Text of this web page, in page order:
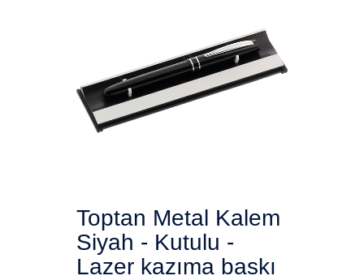
Toptan Metal Kalem
Siyah - Kutulu -
Lazer kazıma baskı